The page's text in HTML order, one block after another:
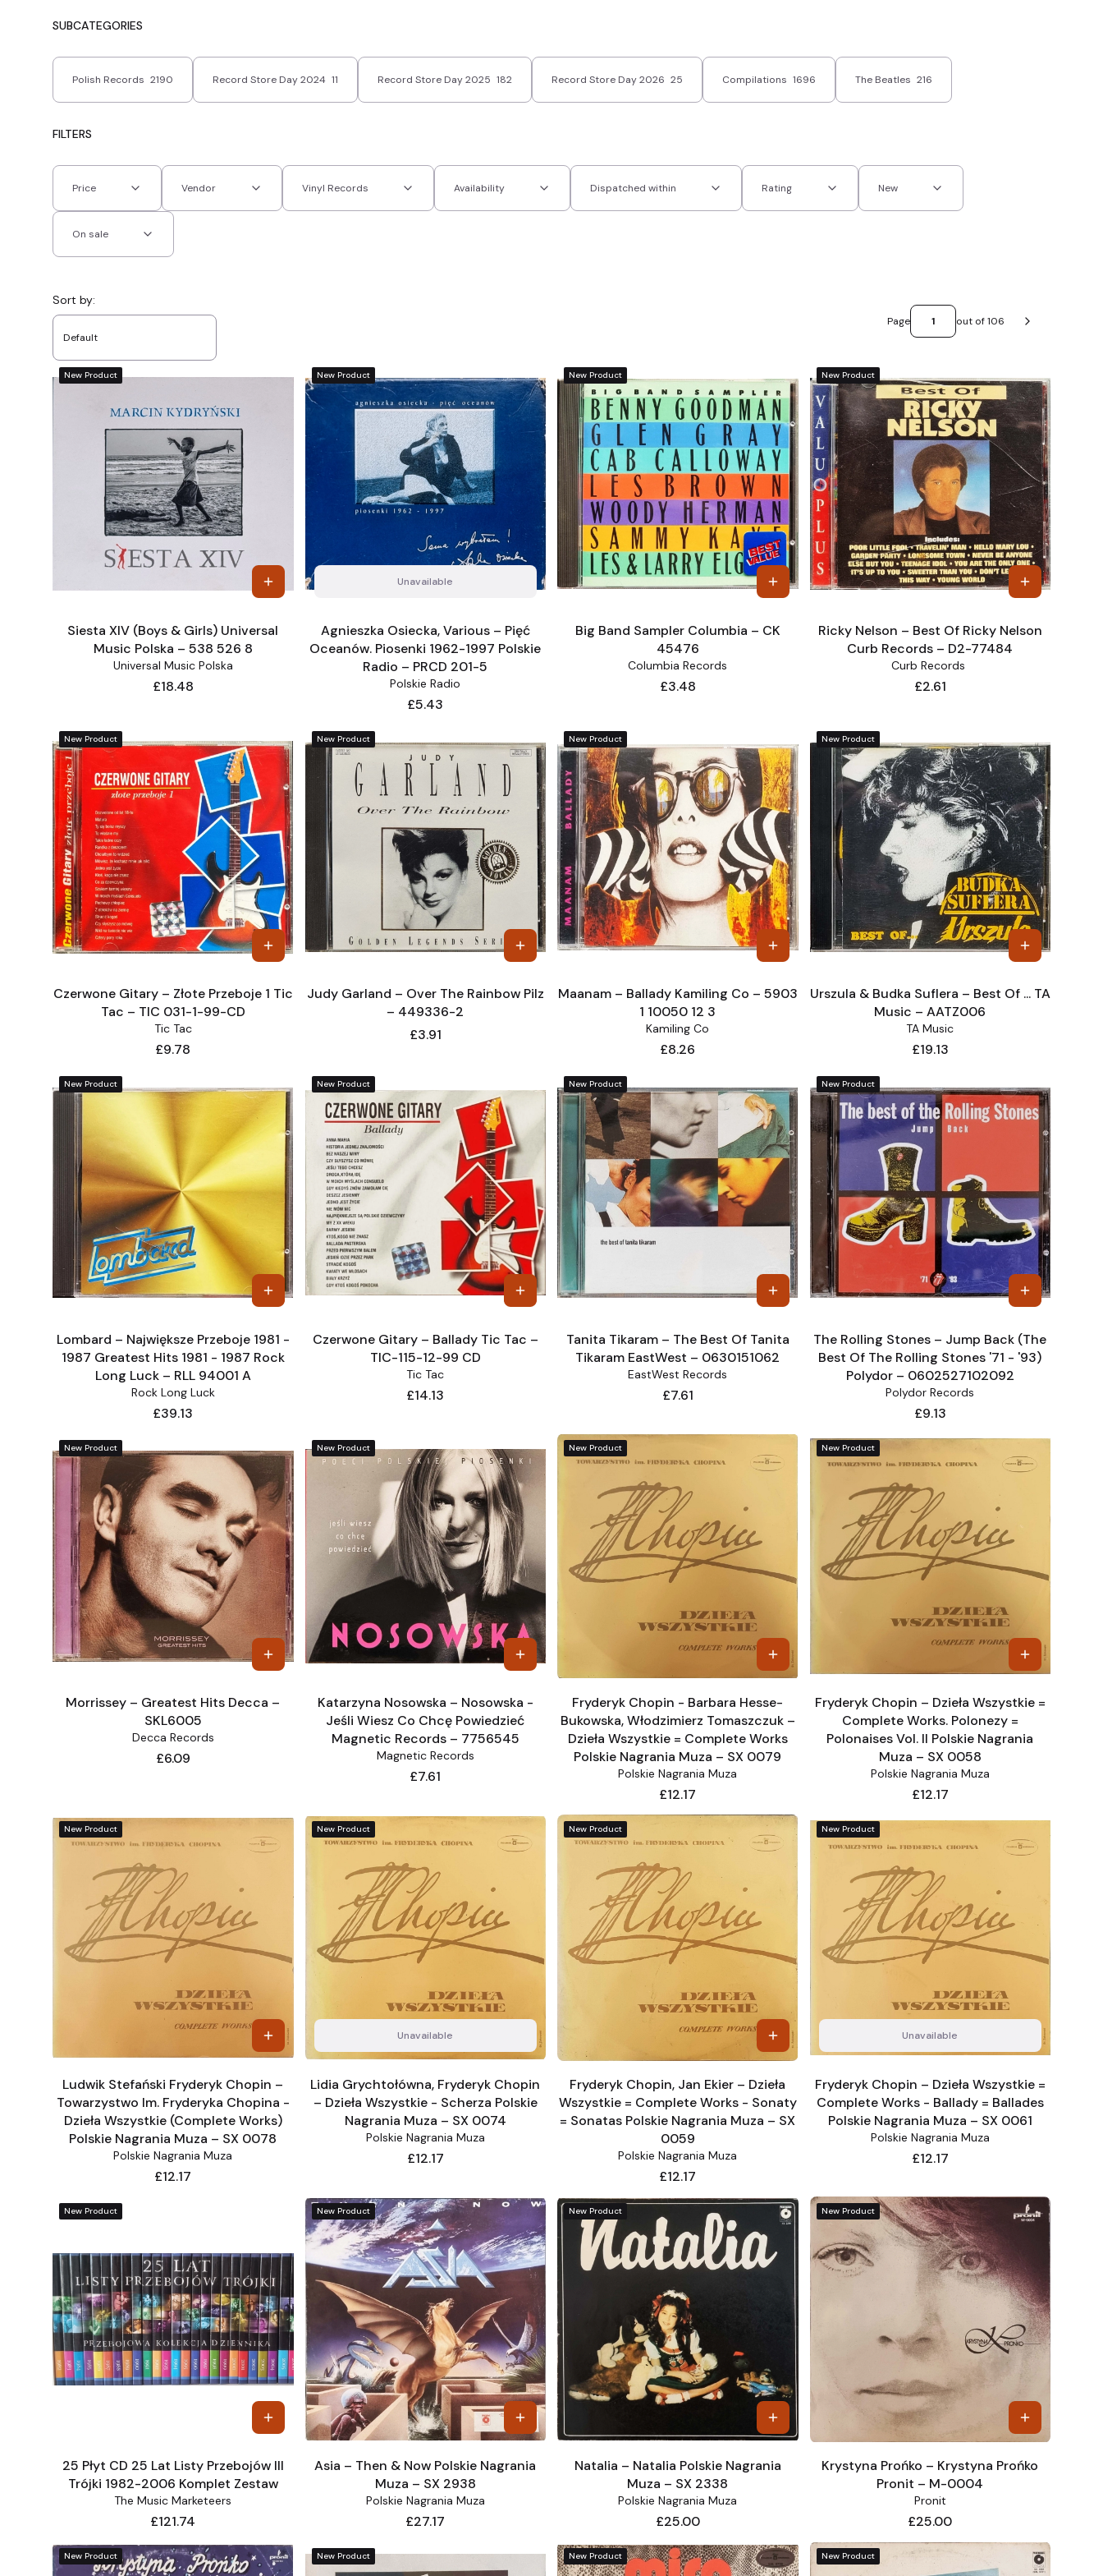
SUBCATEGORIES
Polish Records 2190 Record Store Day 2024 11 Record Store Day 2025 182 Record Store Day 2026 25 Compilations 1696 The Beatles 216
FILTERS
Price Vendor Vinyl Records Availability Dispatched within Rating New
On sale
List of products
Sort by:
Default
Page out of 106
Next products
New Product
Siesta XIV (Boys & Girls) Universal
Music Polska – 538 526 8
Universal Music Polska
Price
£18.48
New Product
Unavailable
Agnieszka Osiecka, Various – Pięć
Oceanów. Piosenki 1962-1997 Polskie
Radio – PRCD 201-5
Polskie Radio
Price
£5.43
New Product
Big Band Sampler Columbia – CK
45476
Columbia Records
Price
£3.48
New Product
Ricky Nelson – Best Of Ricky Nelson
Curb Records – D2-77484
Curb Records ‎
Price
£2.61
New Product
Czerwone Gitary – Złote Przeboje 1 Tic
Tac – TIC 031-1-99-CD
Tic Tac
Price
£9.78
New Product
Judy Garland – Over The Rainbow Pilz
– 449336-2
Price
£3.91
New Product
Maanam – Ballady Kamiling Co – 5903
1 10050 12 3
Kamiling Co
Price
£8.26
New Product
Urszula & Budka Suflera – Best Of ... TA
Music – AATZ006
TA Music
Price
£19.13
New Product
Lombard – Największe Przeboje 1981 -
1987 Greatest Hits 1981 - 1987 Rock
Long Luck – RLL 94001 A
Rock Long Luck
Price
£39.13
New Product
Czerwone Gitary – Ballady Tic Tac –
TIC-115-12-99 CD
Tic Tac
Price
£14.13
New Product
Tanita Tikaram – The Best Of Tanita
Tikaram EastWest – 0630151062
EastWest Records
Price
£7.61
New Product
The Rolling Stones – Jump Back (The
Best Of The Rolling Stones '71 - '93)
Polydor – 0602527102092
Polydor Records
Price
£9.13
New Product
Morrissey – Greatest Hits Decca –
SKL6005
Decca Records
Price
£6.09
New Product
Katarzyna Nosowska – Nosowska -
Jeśli Wiesz Co Chcę Powiedzieć
Magnetic Records – 7756545
Magnetic Records
Price
£7.61
New Product
Fryderyk Chopin - Barbara Hesse-
Bukowska, Włodzimierz Tomaszczuk –
Dzieła Wszystkie = Complete Works
Polskie Nagrania Muza – SX 0079
Polskie Nagrania Muza
Price
£12.17
New Product
Fryderyk Chopin – Dzieła Wszystkie =
Complete Works. Polonezy =
Polonaises Vol. II Polskie Nagrania
Muza – SX 0058
Polskie Nagrania Muza
Price
£12.17
New Product
Ludwik Stefański Fryderyk Chopin –
Towarzystwo Im. Fryderyka Chopina -
Dzieła Wszystkie (Complete Works)
Polskie Nagrania Muza – SX 0078
Polskie Nagrania Muza
Price
£12.17
New Product
Unavailable
Lidia Grychtołówna, Fryderyk Chopin
– Dzieła Wszystkie - Scherza Polskie
Nagrania Muza – SX 0074
Polskie Nagrania Muza
Price
£12.17
New Product
Fryderyk Chopin, Jan Ekier – Dzieła
Wszystkie = Complete Works - Sonaty
= Sonatas Polskie Nagrania Muza – SX
0059
Polskie Nagrania Muza
Price
£12.17
New Product
Unavailable
Fryderyk Chopin – Dzieła Wszystkie =
Complete Works - Ballady = Ballades
Polskie Nagrania Muza – SX 0061
Polskie Nagrania Muza
Price
£12.17
New Product
25 Płyt CD 25 Lat Listy Przebojów III
Trójki 1982-2006 Komplet Zestaw
The Music Marketeers
Price
£121.74
New Product
Asia – Then & Now Polskie Nagrania
Muza – SX 2938
Polskie Nagrania Muza
Price
£27.17
New Product
Natalia – Natalia Polskie Nagrania
Muza – SX 2338
Polskie Nagrania Muza
Price
£25.00
New Product
Krystyna Prońko – Krystyna Prońko
Pronit – M-0004
Pronit
Price
£25.00
New Product New Product New Product New Product